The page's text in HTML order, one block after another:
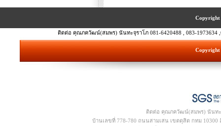
Copyright
ติดต่อ คุณภควัฒน์(สมพร) นันทะจุราโภ 081-6420488 , 083-1973634
Copyright
ติดต่อ คุณภควัฒน์(สมพร) นันทะจุ
บ้านเลขที่ 778-780 ถนนสามเสน เขตดุสิต กทม 10300 อี